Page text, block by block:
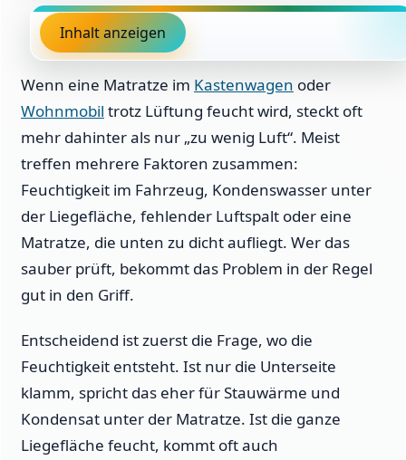
Inhalt anzeigen
Wenn eine Matratze im Kastenwagen oder
Wohnmobil trotz Lüftung feucht wird, steckt oft
mehr dahinter als nur „zu wenig Luft“. Meist
treffen mehrere Faktoren zusammen:
Feuchtigkeit im Fahrzeug, Kondenswasser unter
der Liegefläche, fehlender Luftspalt oder eine
Matratze, die unten zu dicht aufliegt. Wer das
sauber prüft, bekommt das Problem in der Regel
gut in den Griff.
Entscheidend ist zuerst die Frage, wo die
Feuchtigkeit entsteht. Ist nur die Unterseite
klamm, spricht das eher für Stauwärme und
Kondensat unter der Matratze. Ist die ganze
Liegefläche feucht, kommt oft auch